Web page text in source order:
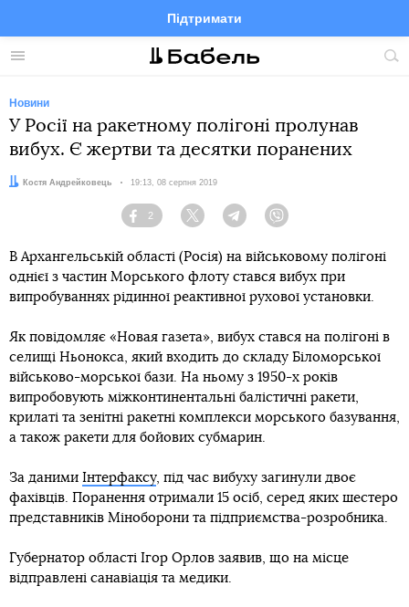
Меню
Підтримати
FacebookTelegramTwitter
Новини
У Росії на ракетному полігоні пролунав
вибух. Є жертви та десятки поранених
Автор:Костя Андрейковець Дата:
19:13, 08 серпня 2019
Facebook
2
Twitter TelegramViber
В Архангельській області (Росія) на військовому полігоні
однієї з частин Морського флоту стався вибух при
випробуваннях рідинної реактивної рухової установки.
Як повідомляє «Новая газета», вибух стався на полігоні в
селищі Ньонокса, який входить до складу Біломорської
військово-морської бази. На ньому з 1950-х років
випробовують міжконтинентальні балістичні ракети,
крилаті та зенітні ракетні комплекси морського базування,
а також ракети для бойових субмарин.
За даними Інтерфаксу, під час вибуху загинули двоє
фахівців. Поранення отримали 15 осіб, серед яких шестеро
представників Міноборони та підприємства-розробника.
Губернатор області Ігор Орлов заявив, що на місце
відправлені санавіація та медики.